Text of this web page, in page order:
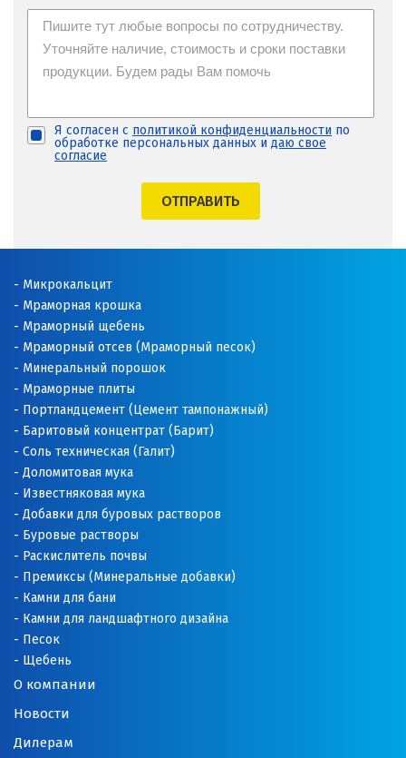
Я согласен с политикой конфиденциальности по
обработке персональных данных и даю свое
согласие
ОТПРАВИТЬ
О компании
Новости
Дилерам
Микрокальцит
Мраморная крошка
Мраморный щебень
Мраморный отсев (Мраморный песок)
Минеральный порошок
Мраморные плиты
Портландцемент (Цемент тампонажный)
Баритовый концентрат (Барит)
Соль техническая (Галит)
Доломитовая мука
Известняковая мука
Добавки для буровых растворов
Буровые растворы
Раскислитель почвы
Премиксы (Минеральные добавки)
Камни для бани
Камни для ландшафтного дизайна
Песок
Щебень